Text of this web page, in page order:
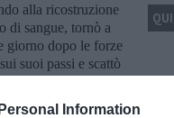
Information
alla ricostruzione
di sangue, tornò a
giorno dopo le forze
suoi passi e scattò
totalmente la tesi del
QUI